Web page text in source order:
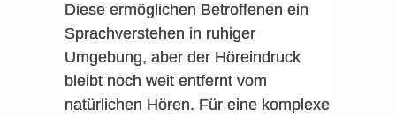
Diese ermöglichen Betroffenen ein
Sprachverstehen in ruhiger
Umgebung, aber der Höreindruck
bleibt noch weit entfernt vom
natürlichen Hören. Für eine komplexe